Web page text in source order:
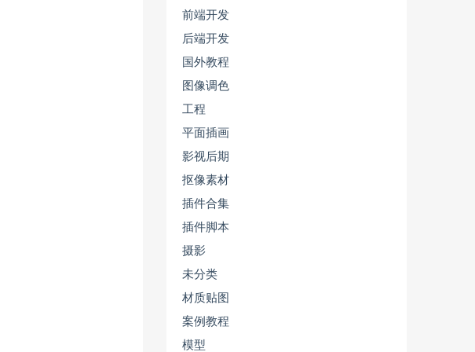
前端开发
后端开发
国外教程
图像调色
工程
平面插画
影视后期
抠像素材
插件合集
插件脚本
摄影
未分类
材质贴图
案例教程
模型